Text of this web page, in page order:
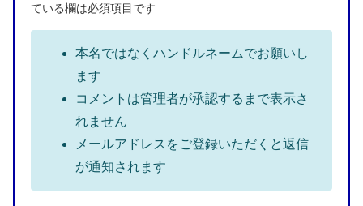
ている欄は必須項目です
本名ではなくハンドルネームでお願いし
ます
コメントは管理者が承認するまで表示さ
れません
メールアドレスをご登録いただくと返信
が通知されます